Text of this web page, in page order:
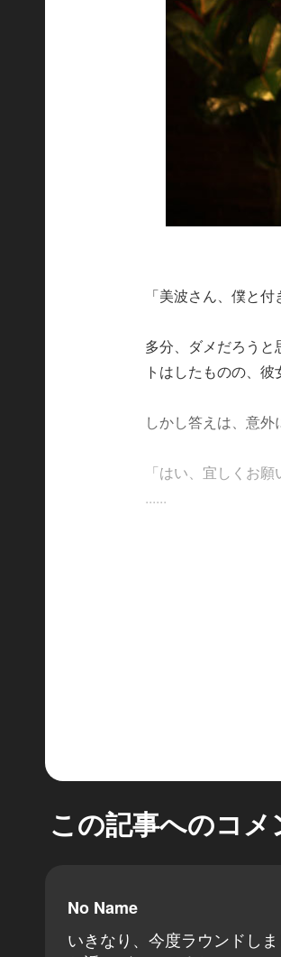
「美波さん、僕と
多分、ダメだろう
トはしたものの、
しかし答えは、意外
「はい、宜しくお願
......
この記事へのコメ
No Name
いきなり、今度ラウンドし